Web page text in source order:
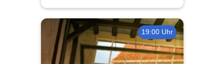
19:00 Uhr